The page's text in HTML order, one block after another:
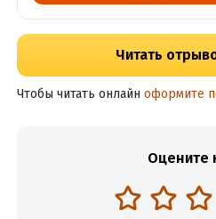
Читать
Чтобы читать онлайн оформите
Оцените